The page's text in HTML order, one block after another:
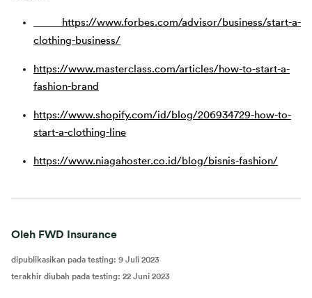
https://www.forbes.com/advisor/business/start-a-
clothing-business/
https://www.masterclass.com/articles/how-to-start-a-
fashion-brand
https://www.shopify.com/id/blog/206934729-how-to-
start-a-clothing-line
https://www.niagahoster.co.id/blog/bisnis-fashion/
Oleh FWD Insurance
dipublikasikan pada testing: 9 Juli 2023
terakhir diubah pada testing: 22 Juni 2023